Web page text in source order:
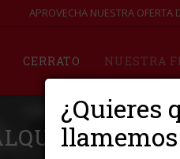
APROVECHA NUESTRA
CERRATO NUESTRA
DE
¿Quieres
llamemos